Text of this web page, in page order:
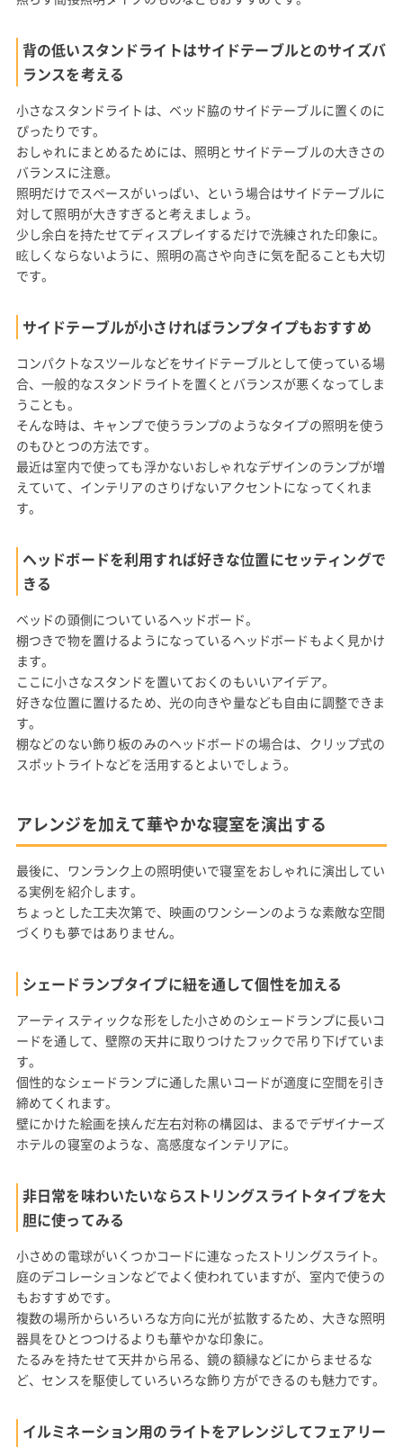
背の低いスタンドライトはサイドテーブルとのサイズバ
ランスを考える
小さなスタンドライトは、ベッド脇のサイドテーブルに置くのに
ぴったりです。
おしゃれにまとめるためには、照明とサイドテーブルの大きさの
バランスに注意。
照明だけでスペースがいっぱい、という場合はサイドテーブルに
対して照明が大きすぎると考えましょう。
少し余白を持たせてディスプレイするだけで洗練された印象に。
眩しくならないように、照明の高さや向きに気を配ることも大切
です。
サイドテーブルが小さければランプタイプもおすすめ
コンパクトなスツールなどをサイドテーブルとして使っている場
合、一般的なスタンドライトを置くとバランスが悪くなってしま
うことも。
そんな時は、キャンプで使うランプのようなタイプの照明を使う
のもひとつの方法です。
最近は室内で使っても浮かないおしゃれなデザインのランプが増
えていて、インテリアのさりげないアクセントになってくれま
す。
ヘッドボードを利用すれば好きな位置にセッティングで
きる
ベッドの頭側についているヘッドボード。
棚つきで物を置けるようになっているヘッドボードもよく見かけ
ます。
ここに小さなスタンドを置いておくのもいいアイデア。
好きな位置に置けるため、光の向きや量なども自由に調整できま
す。
棚などのない飾り板のみのヘッドボードの場合は、クリップ式の
スポットライトなどを活用するとよいでしょう。
アレンジを加えて華やかな寝室を演出する
最後に、ワンランク上の照明使いで寝室をおしゃれに演出してい
る実例を紹介します。
ちょっとした工夫次第で、映画のワンシーンのような素敵な空間
づくりも夢ではありません。
シェードランプタイプに紐を通して個性を加える
アーティスティックな形をした小さめのシェードランプに長いコ
ードを通して、壁際の天井に取りつけたフックで吊り下げていま
す。
個性的なシェードランプに通した黒いコードが適度に空間を引き
締めてくれます。
壁にかけた絵画を挟んだ左右対称の構図は、まるでデザイナーズ
ホテルの寝室のような、高感度なインテリアに。
非日常を味わいたいならストリングスライトタイプを大
胆に使ってみる
小さめの電球がいくつかコードに連なったストリングスライト。
庭のデコレーションなどでよく使われていますが、室内で使うの
もおすすめです。
複数の場所からいろいろな方向に光が拡散するため、大きな照明
器具をひとつつけるよりも華やかな印象に。
たるみを持たせて天井から吊る、鏡の額縁などにからませるな
ど、センスを駆使していろいろな飾り方ができるのも魅力です。
イルミネーション用のライトをアレンジしてフェアリー